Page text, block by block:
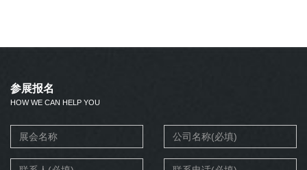
参展报名
HOW WE CAN HELP YOU